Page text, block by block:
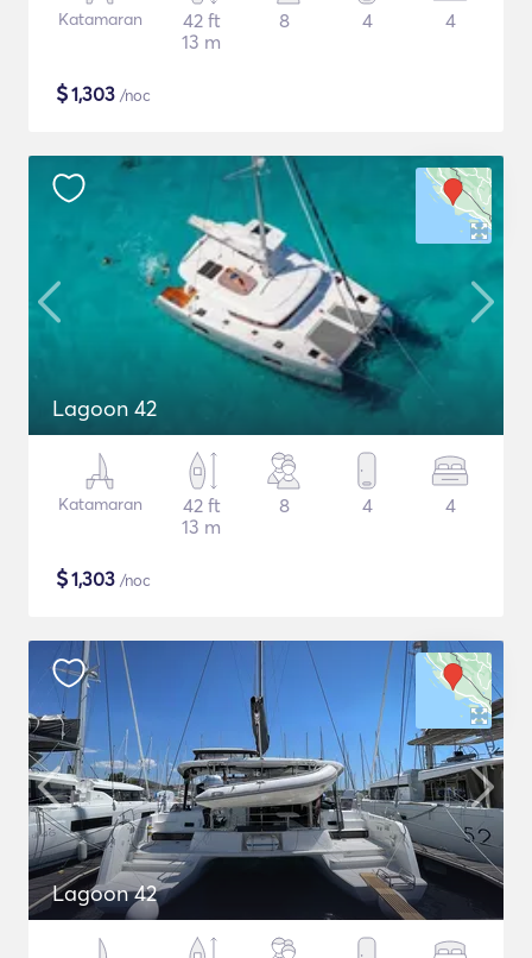
Katamaran
42 ft
13 m
8 4 4
$1,303 /noc
Lagoon 42
Katamaran
42 ft
13 m
8 4 4
$1,303 /noc
Lagoon 42